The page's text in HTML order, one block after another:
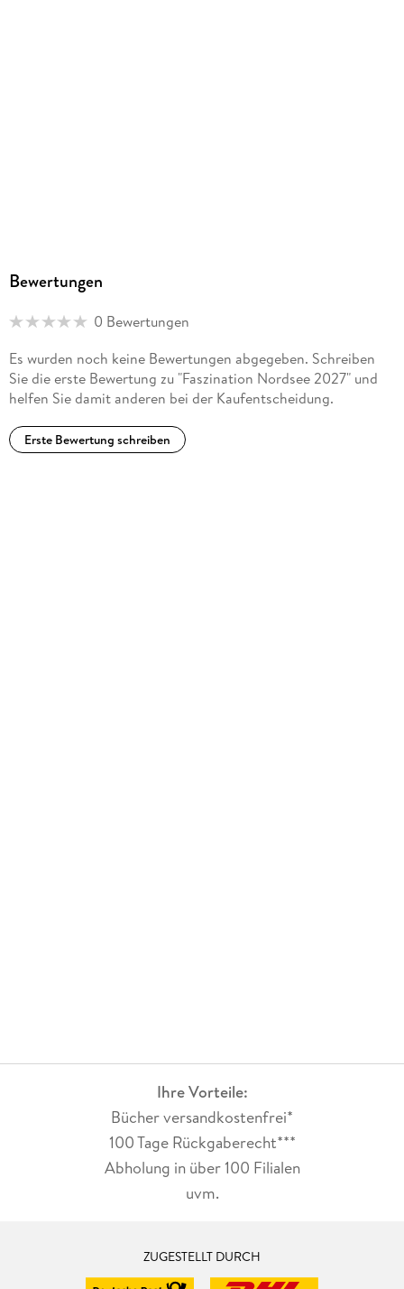
Bewertungen
0 Bewertungen
Es wurden noch keine Bewertungen abgegeben. Schreiben
Sie die erste Bewertung zu "Faszination Nordsee 2027" und
helfen Sie damit anderen bei der Kaufentscheidung.
Erste Bewertung schreiben
Ihre Vorteile:
Bücher versandkostenfrei*
100 Tage Rückgaberecht***
Abholung in über 100 Filialen
uvm.
ZUGESTELLT DURCH